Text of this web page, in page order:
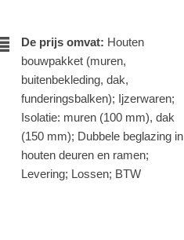
De prijs omvat: Houten
bouwpakket (muren,
buitenbekleding, dak,
funderingsbalken); Ijzerwaren;
Isolatie: muren (100 mm), dak
(150 mm); Dubbele beglazing in
houten deuren en ramen;
Levering; Lossen; BTW